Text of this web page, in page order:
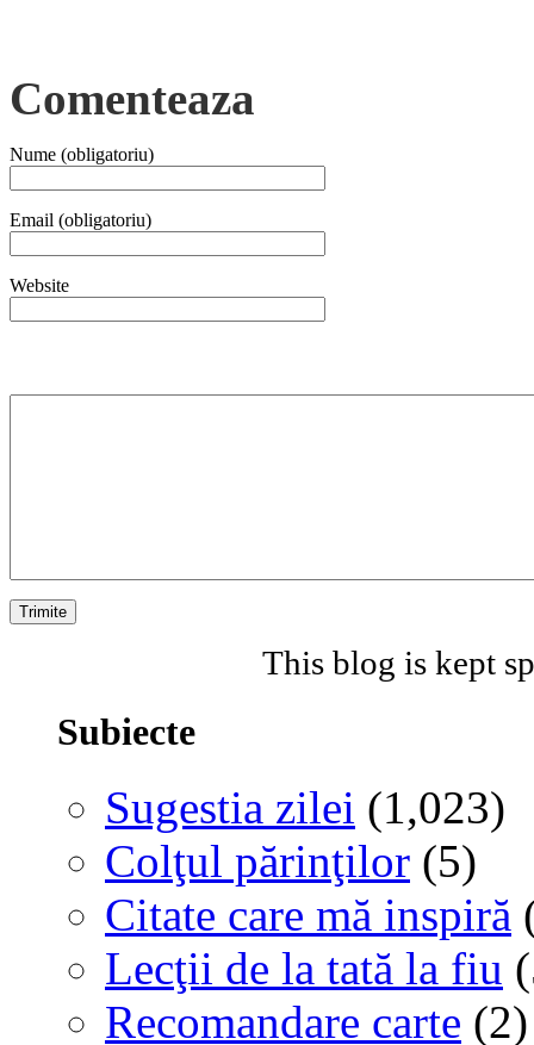
Comenteaza
Nume (obligatoriu)
Email (obligatoriu)
Website
This blog is kept
Subiecte
Sugestia zilei (1,023)
Colţul părinţilor (5)
Citate care mă inspiră
Lecţii de la tată la fiu
Recomandare carte (2)